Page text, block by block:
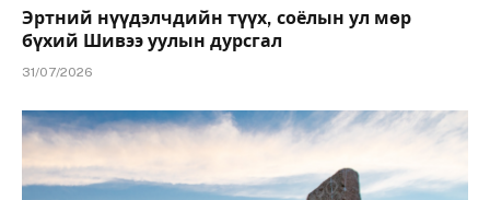
Эртний нүүдэлчдийн түүх, соёлын ул мөр
бүхий Шивээ уулын дурсгал
31/07/2026